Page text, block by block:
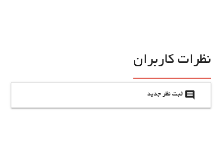
نظرات کاربران
insert_comment ثبت نظر جدید